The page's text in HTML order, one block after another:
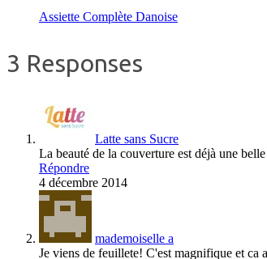
Assiette Complète Danoise
3 Responses
Latte sans Sucre
La beauté de la couverture est déjà une
Répondre
4 décembre 2014
mademoiselle a
Je viens de feuillete! C'est magnifique et ca